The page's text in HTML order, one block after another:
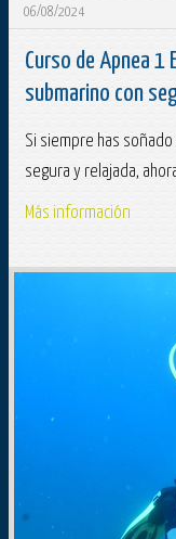
06/08/2024
Curso de Apnea 1
submarino con
Si siempre has
segura y relajada,
Más información